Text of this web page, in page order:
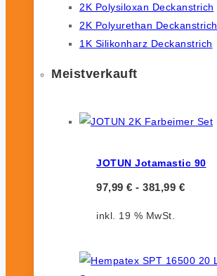
2K Polysiloxan Deckanstrich
2K Polyurethan Deckanstrich
1K Silikonharz Deckanstrich
Meistverkauft
JOTUN Jotamastic 90
97,99 € - 381,99 €
inkl. 19 % MwSt.